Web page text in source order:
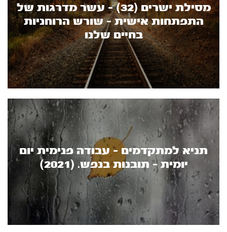
מסילת ישרים (32) - עשר מדרגות של
התפתחות אישית - שורש הרוחניות
בחיים שלנו
תניא למתקדמים - עבודה פנימית יום
יומית - תובנות בנפש. (2021)